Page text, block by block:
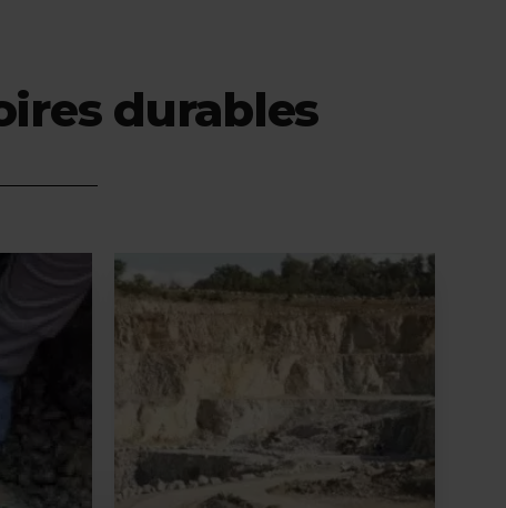
durables